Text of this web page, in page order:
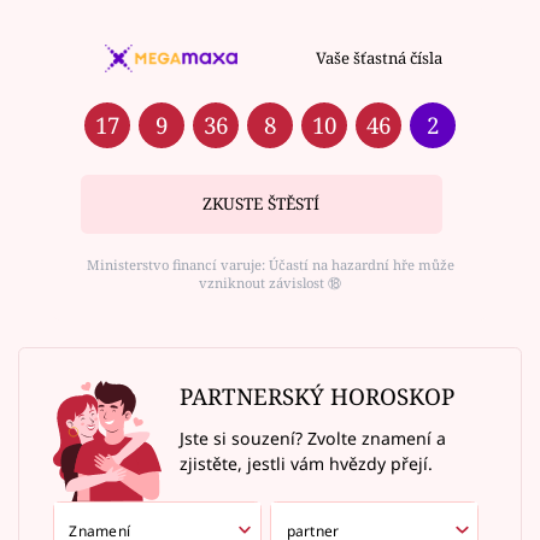
Vaše šťastná čísla
17 9 36 8 10 46 2
ZKUSTE ŠTĚSTÍ
Ministerstvo financí varuje: Účastí na hazardní hře může
vzniknout závislost ⑱
PARTNERSKÝ HOROSKOP
Jste si souzení? Zvolte znamení a
zjistěte, jestli vám hvězdy přejí.